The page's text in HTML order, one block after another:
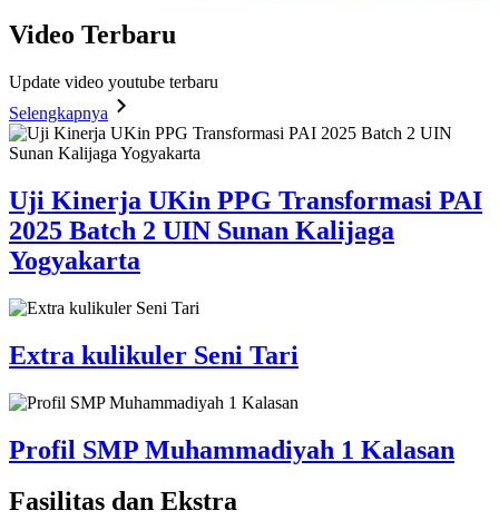
Video Terbaru
Update video youtube terbaru
Selengkapnya
Uji Kinerja UKin PPG Transformasi PAI
2025 Batch 2 UIN Sunan Kalijaga
Yogyakarta
Extra kulikuler Seni Tari
Profil SMP Muhammadiyah 1 Kalasan
Fasilitas dan Ekstra